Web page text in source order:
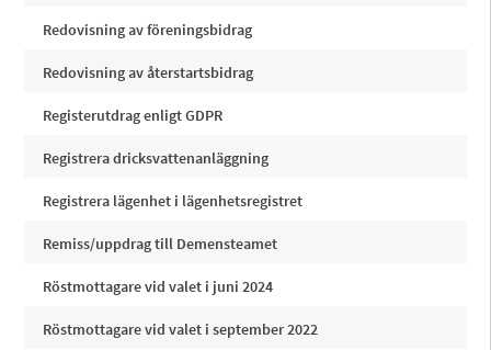
Redovisning av föreningsbidrag
Redovisning av återstartsbidrag
Registerutdrag enligt GDPR
Registrera dricksvattenanläggning
Registrera lägenhet i lägenhetsregistret
Remiss/uppdrag till Demensteamet
Röstmottagare vid valet i juni 2024
Röstmottagare vid valet i september 2022